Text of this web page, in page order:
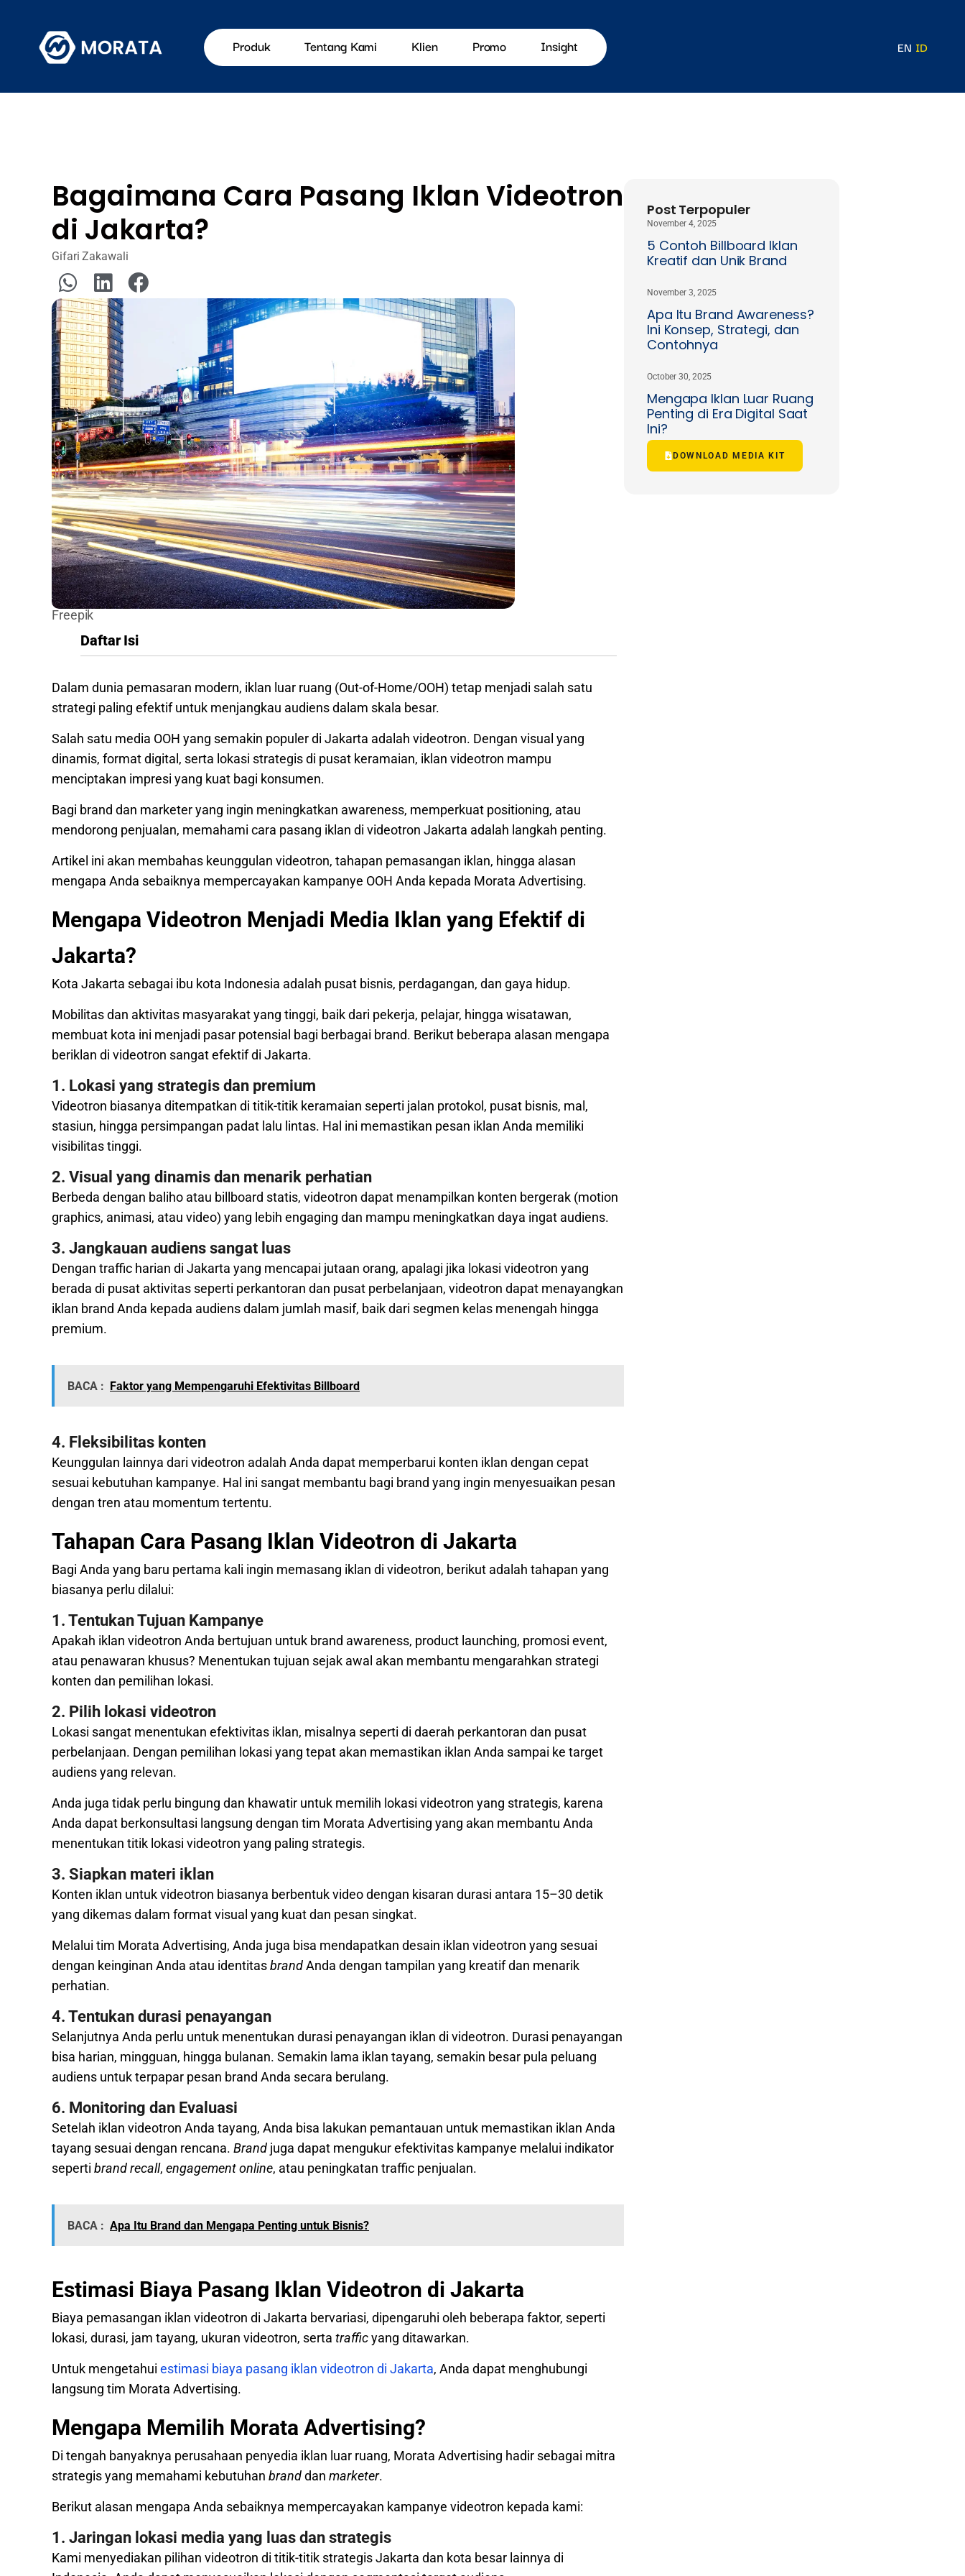
Produk Tentang Kami Klien Promo Insight EN ID
Bagaimana Cara Pasang Iklan Videotron
di Jakarta?
Gifari Zakawali
Freepik
Daftar Isi
Dalam dunia pemasaran modern, iklan luar ruang (Out-of-Home/OOH) tetap menjadi salah satu
strategi paling efektif untuk menjangkau audiens dalam skala besar.
Salah satu media OOH yang semakin populer di Jakarta adalah videotron. Dengan visual yang
dinamis, format digital, serta lokasi strategis di pusat keramaian, iklan videotron mampu
menciptakan impresi yang kuat bagi konsumen.
Bagi brand dan marketer yang ingin meningkatkan awareness, memperkuat positioning, atau
mendorong penjualan, memahami cara pasang iklan di videotron Jakarta adalah langkah penting.
Artikel ini akan membahas keunggulan videotron, tahapan pemasangan iklan, hingga alasan
mengapa Anda sebaiknya mempercayakan kampanye OOH Anda kepada Morata Advertising.
Mengapa Videotron Menjadi Media Iklan yang Efektif di
Jakarta?
Kota Jakarta sebagai ibu kota Indonesia adalah pusat bisnis, perdagangan, dan gaya hidup.
Mobilitas dan aktivitas masyarakat yang tinggi, baik dari pekerja, pelajar, hingga wisatawan,
membuat kota ini menjadi pasar potensial bagi berbagai brand. Berikut beberapa alasan mengapa
beriklan di videotron sangat efektif di Jakarta.
1. Lokasi yang strategis dan premium
Videotron biasanya ditempatkan di titik-titik keramaian seperti jalan protokol, pusat bisnis, mal,
stasiun, hingga persimpangan padat lalu lintas. Hal ini memastikan pesan iklan Anda memiliki
visibilitas tinggi.
2. Visual yang dinamis dan menarik perhatian
Berbeda dengan baliho atau billboard statis, videotron dapat menampilkan konten bergerak (motion
graphics, animasi, atau video) yang lebih engaging dan mampu meningkatkan daya ingat audiens.
3. Jangkauan audiens sangat luas
Dengan traffic harian di Jakarta yang mencapai jutaan orang, apalagi jika lokasi videotron yang
berada di pusat aktivitas seperti perkantoran dan pusat perbelanjaan, videotron dapat menayangkan
iklan brand Anda kepada audiens dalam jumlah masif, baik dari segmen kelas menengah hingga
premium.
BACA : Faktor yang Mempengaruhi Efektivitas Billboard
4. Fleksibilitas konten
Keunggulan lainnya dari videotron adalah Anda dapat memperbarui konten iklan dengan cepat
sesuai kebutuhan kampanye. Hal ini sangat membantu bagi brand yang ingin menyesuaikan pesan
dengan tren atau momentum tertentu.
Tahapan Cara Pasang Iklan Videotron di Jakarta
Bagi Anda yang baru pertama kali ingin memasang iklan di videotron, berikut adalah tahapan yang
biasanya perlu dilalui:
1. Tentukan Tujuan Kampanye
Apakah iklan videotron Anda bertujuan untuk brand awareness, product launching, promosi event,
atau penawaran khusus? Menentukan tujuan sejak awal akan membantu mengarahkan strategi
konten dan pemilihan lokasi.
2. Pilih lokasi videotron
Lokasi sangat menentukan efektivitas iklan, misalnya seperti di daerah perkantoran dan pusat
perbelanjaan. Dengan pemilihan lokasi yang tepat akan memastikan iklan Anda sampai ke target
audiens yang relevan.
Anda juga tidak perlu bingung dan khawatir untuk memilih lokasi videotron yang strategis, karena
Anda dapat berkonsultasi langsung dengan tim Morata Advertising yang akan membantu Anda
menentukan titik lokasi videotron yang paling strategis.
3. Siapkan materi iklan
Konten iklan untuk videotron biasanya berbentuk video dengan kisaran durasi antara 15–30 detik
yang dikemas dalam format visual yang kuat dan pesan singkat.
Melalui tim Morata Advertising, Anda juga bisa mendapatkan desain iklan videotron yang sesuai
dengan keinginan Anda atau identitasbrandAnda dengan tampilan yang kreatif dan menarik
perhatian.
4. Tentukan durasi penayangan
Selanjutnya Anda perlu untuk menentukan durasi penayangan iklan di videotron. Durasi penayangan
bisa harian, mingguan, hingga bulanan. Semakin lama iklan tayang, semakin besar pula peluang
audiens untuk terpapar pesan brand Anda secara berulang.
6. Monitoring dan Evaluasi
Setelah iklan videotron Anda tayang, Anda bisa lakukan pemantauan untuk memastikan iklan Anda
tayang sesuai dengan rencana. Brand juga dapat mengukur efektivitas kampanye melalui indikator
seperti brand recall, engagement online, atau peningkatan traffic penjualan.
BACA : Apa Itu Brand dan Mengapa Penting untuk Bisnis?
Estimasi Biaya Pasang Iklan Videotron di Jakarta
Biaya pemasangan iklan videotron di Jakarta bervariasi, dipengaruhi oleh beberapa faktor, seperti
lokasi, durasi, jam tayang, ukuran videotron, serta trafficyang ditawarkan.
Untuk mengetahui estimasi biaya pasang iklan videotron di Jakarta, Anda dapat menghubungi
langsung tim Morata Advertising.
Mengapa Memilih Morata Advertising?
Di tengah banyaknya perusahaan penyedia iklan luar ruang, Morata Advertising hadir sebagai mitra
strategis yang memahami kebutuhan branddan marketer.
Berikut alasan mengapa Anda sebaiknya mempercayakan kampanye videotron kepada kami:
1. Jaringan lokasi media yang luas dan strategis
Kami menyediakan pilihan videotron di titik-titik strategis Jakarta dan kota besar lainnya di
Post Terpopuler
5 Contoh Billboard Iklan
Kreatif dan Unik Brand
November 4, 2025
Apa Itu Brand Awareness?
Ini Konsep, Strategi, dan
Contohnya
November 3, 2025
Mengapa Iklan Luar Ruang
Penting di Era Digital Saat
Ini?
October 30, 2025
DOWNLOAD MEDIA KIT